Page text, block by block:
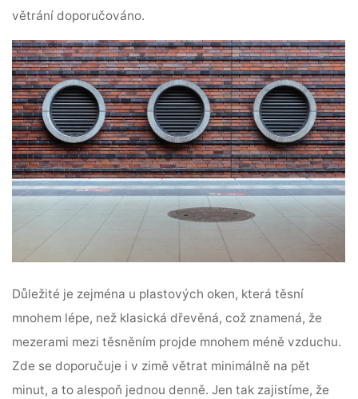
větrání doporučováno.
Důležité je zejména u plastových oken, která těsní
mnohem lépe, než klasická dřevěná, což znamená, že
mezerami mezi těsněním projde mnohem méně vzduchu.
Zde se doporučuje i v zimě větrat minimálně na pět
minut, a to alespoň jednou denně. Jen tak zajistíme, že